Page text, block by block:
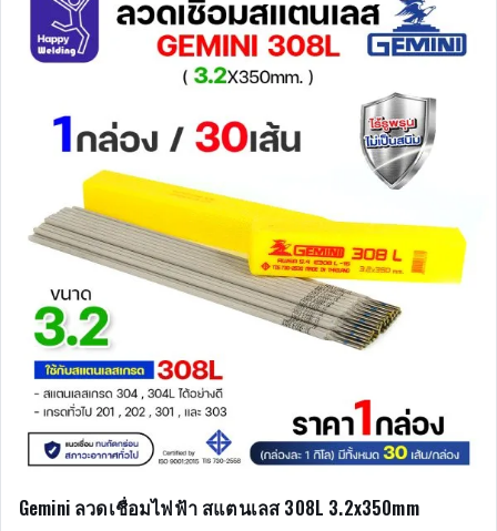
Gemini ลวดเชื่อมไฟฟ้า สแตนเลส 308L 3.2x350mm